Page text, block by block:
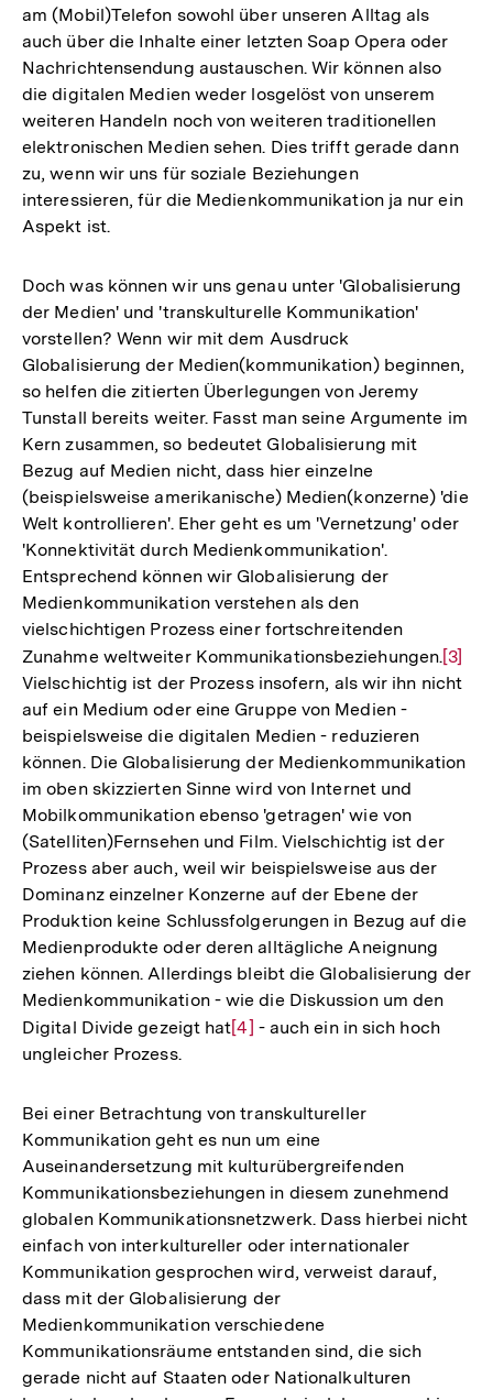
am (Mobil)Telefon sowohl über unseren Alltag als
auch über die Inhalte einer letzten Soap Opera oder
Nachrichtensendung austauschen. Wir können also
die digitalen Medien weder losgelöst von unserem
weiteren Handeln noch von weiteren traditionellen
elektronischen Medien sehen. Dies trifft gerade dann
zu, wenn wir uns für soziale Beziehungen
interessieren, für die Medienkommunikation ja nur ein
Aspekt ist.
Doch was können wir uns genau unter 'Globalisierung
der Medien' und 'transkulturelle Kommunikation'
vorstellen? Wenn wir mit dem Ausdruck
Globalisierung der Medien(kommunikation) beginnen,
so helfen die zitierten Überlegungen von Jeremy
Tunstall bereits weiter. Fasst man seine Argumente im
Kern zusammen, so bedeutet Globalisierung mit
Bezug auf Medien nicht, dass hier einzelne
(beispielsweise amerikanische) Medien(konzerne) 'die
Welt kontrollieren'. Eher geht es um 'Vernetzung' oder
'Konnektivität durch Medienkommunikation'.
Entsprechend können wir Globalisierung der
Medienkommunikation verstehen als den
vielschichtigen Prozess einer fortschreitenden
Zunahme weltweiter Kommunikationsbeziehungen.Zur
[3]
Vielschichtig ist der Prozess insofern, als wir ihn nicht
auf ein Medium oder eine Gruppe von Medien -
beispielsweise die digitalen Medien - reduzieren
können. Die Globalisierung der Medienkommunikation
im oben skizzierten Sinne wird von Internet und
Mobilkommunikation ebenso 'getragen' wie von
(Satelliten)Fernsehen und Film. Vielschichtig ist der
Prozess aber auch, weil wir beispielsweise aus der
Dominanz einzelner Konzerne auf der Ebene der
Produktion keine Schlussfolgerungen in Bezug auf die
Medienprodukte oder deren alltägliche Aneignung
ziehen können. Allerdings bleibt die Globalisierung der
Medienkommunikation - wie die Diskussion um den
Digital Divide gezeigt hatZur
Fußnote
[4] - auch ein in sich hoch
ungleicher Prozess.
Bei einer Betrachtung von transkultureller
Kommunikation geht es nun um eine
Auseinandersetzung mit kulturübergreifenden
Kommunikationsbeziehungen in diesem zunehmend
globalen Kommunikationsnetzwerk. Dass hierbei nicht
einfach von interkultureller oder internationaler
Kommunikation gesprochen wird, verweist darauf,
dass mit der Globalisierung der
Medienkommunikation verschiedene
Kommunikationsräume entstanden sind, die sich
gerade nicht auf Staaten oder Nationalkulturen